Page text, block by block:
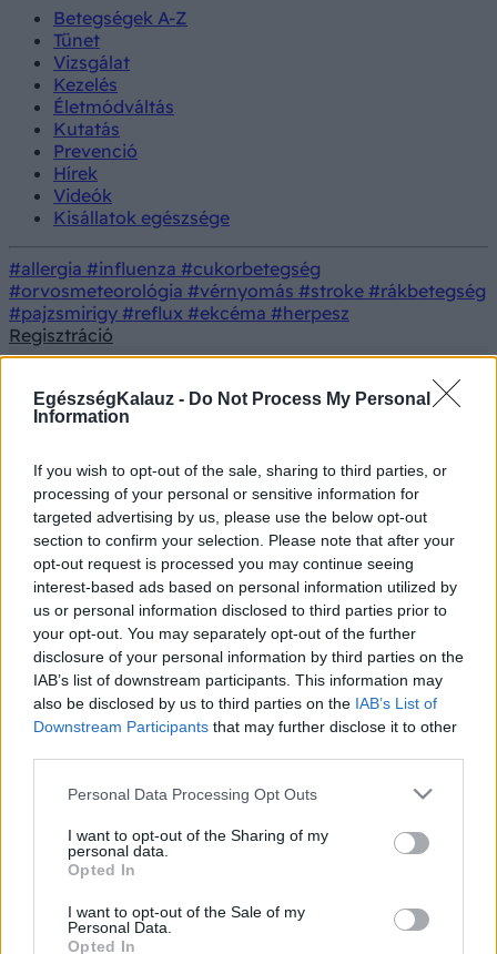
EgészségKalauz - Do Not Process My Personal
Information
If you wish to opt-out of the sale, sharing to third parties, or
processing of your personal or sensitive information for
targeted advertising by us, please use the below opt-out
section to confirm your selection. Please note that after your
opt-out request is processed you may continue seeing
interest-based ads based on personal information utilized by
us or personal information disclosed to third parties prior to
your opt-out. You may separately opt-out of the further
disclosure of your personal information by third parties on the
IAB’s list of downstream participants. This information may
also be disclosed by us to third parties on the IAB’s List of
Downstream Participants that may further disclose it to other
Please note that this website/app uses one or more Google
not limited to your visit or usage behaviour. You may click to
grant or deny consent to Google and its third-party tags to
use your data for below specified purposes in below Google
consent section.
Personal Data Processing Opt Outs
I want to opt-out of the Sharing of my
personal data.
Opted In
I want to opt-out of the Sale of my
Personal Data.
Opted In
Betegségek A-Z
Tünet
Vizsgálat
Kezelés
Életmódváltás
Kutatás
Prevenció
Hírek
Videók
Kisállatok egészsége
#allergia #influenza #cukorbetegség
#orvosmeteorológia #vérnyomás #stroke #rákbetegség
#pajzsmirigy #reflux #ekcéma #herpesz
Regisztráció
Testmozgás